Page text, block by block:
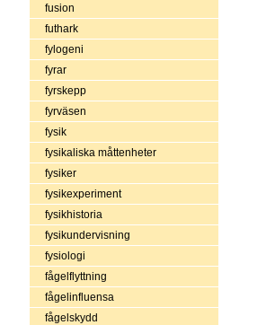
fusion
futhark
fylogeni
fyrar
fyrskepp
fyrväsen
fysik
fysikaliska måttenheter
fysiker
fysikexperiment
fysikhistoria
fysikundervisning
fysiologi
fågelflyttning
fågelinfluensa
fågelskydd